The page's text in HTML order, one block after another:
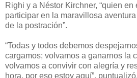
Righi y a Néstor Kirchner, “quien
participar en la maravillosa
de la postración”.
“Todas y todos debemos
cargamos; volvamos a ganarnos la
volvamos a convivir con alegría y
hora, por eso estoy aquí”,